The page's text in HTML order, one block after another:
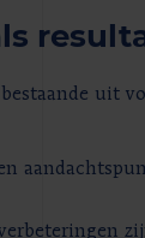
uit